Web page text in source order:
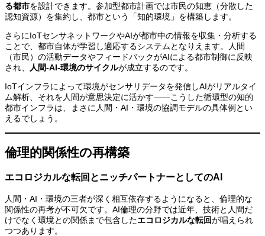
る都市を設計できます。参加型都市計画では市民の知恵（分散した
認知資源）を集約し、都市という「知的環境」を構築します。
さらにIoTセンサネットワークやAIが都市中の情報を収集・分析する
ことで、都市自体が学習し適応するシステムとなりえます。人間
（市民）の活動データやフィードバックがAIによる都市制御に反映
され、
人間-AI-環境のサイクルが成立するのです。
IoTインフラによって環境がセンサリデータを発信しAIがリアルタイ
ム解析、それを人間が意思決定に活かす――こうした循環型の知的
都市インフラは、まさに人間・AI・環境の協調モデルの具体例とい
えるでしょう。
倫理的関係性の再構築
エコロジカルな転回とニッチパートナーとしてのAI
人間・AI・環境の三者が深く相互依存するようになると、倫理的な
関係性の再考が不可欠です。AI倫理の分野では近年、技術と人間だ
けでなく環境との関係まで包含したエコロジカルな転回が唱えられ
つつあります。